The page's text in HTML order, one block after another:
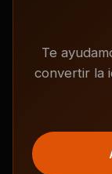
Te
convertir la